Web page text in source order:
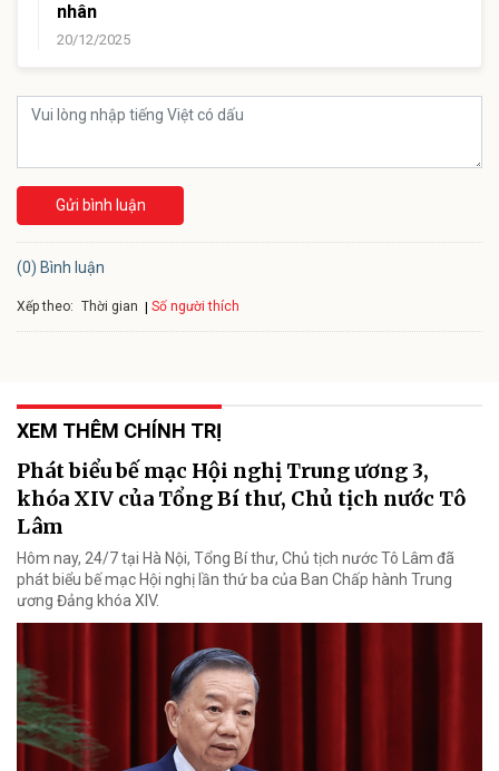
nhân
20/12/2025
Gửi bình luận
(0) Bình luận
Xếp theo: Thời gian Số người thích
XEM THÊM CHÍNH TRỊ
Phát biểu bế mạc Hội nghị Trung ương 3,
khóa XIV của Tổng Bí thư, Chủ tịch nước Tô
Lâm
Hôm nay, 24/7 tại Hà Nội, Tổng Bí thư, Chủ tịch nước Tô Lâm đã
phát biểu bế mạc Hội nghị lần thứ ba của Ban Chấp hành Trung
ương Đảng khóa XIV.